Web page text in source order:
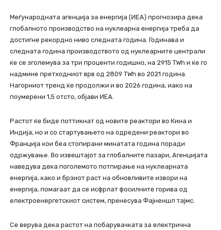
Меѓународната агенција за енергија (ИЕА) прогнозира дека
глобалното производство на нуклеарна енергија треба да
достигне рекордно ниво следната година. Годинава и
следната година производството од нуклеарните централи
ќе се зголемува за три проценти годишно, на 2915 TWh и ќе го
надмине претходниот врв од 2809 TWh во 2021 година.
Нагорниот тренд ќе продолжи и во 2026 година, иако на
поумерени 1,5 отсто, објави ИЕА.
Растот ќе биде поттикнат од новите реактори во Кина и
Индија, но и со стартувањето на одредени реактори во
Франција кои беа стопирани минатата година поради
одржување. Во извештајот за глобалните пазари, Агенцијата
наведува дека поголемото потпирање на нуклеарната
енергија, како и брзиот раст на обновливите извори на
енергија, помагаат да се исфрлат фосилните горива од
електроенергетскиот систем, пренесува Фајненшл тајмс.
Се верува дека растот на побарувачката за електрична